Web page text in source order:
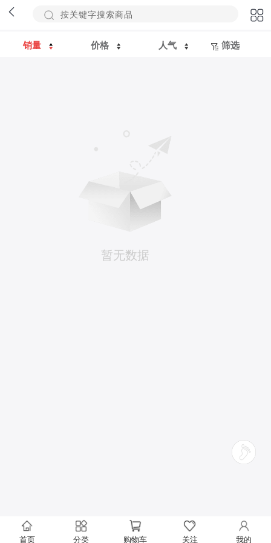
销量 价格 人气 筛选
暂无数据
首页 分类 购物车 关注 我的